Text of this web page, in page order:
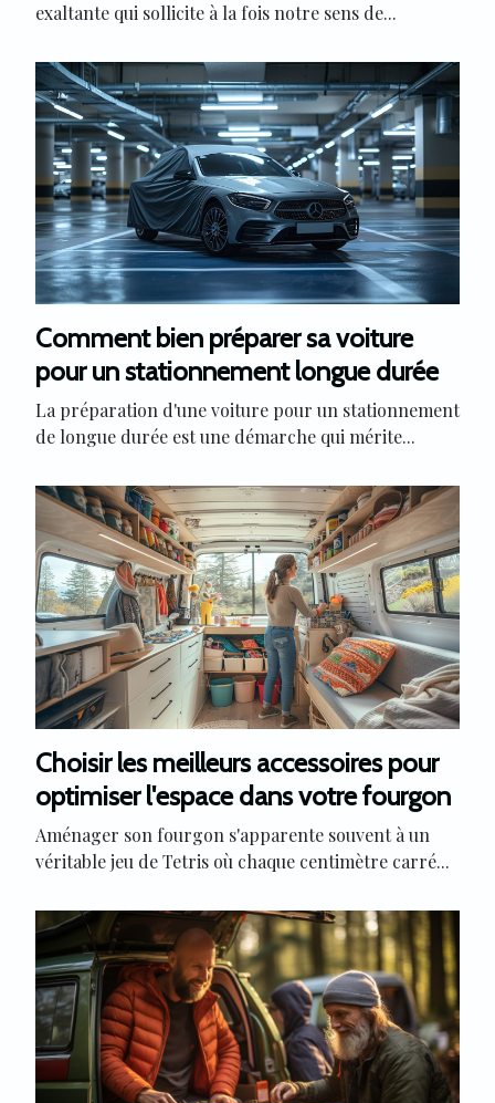
exaltante qui sollicite à la fois notre sens de...
Comment bien préparer sa voiture
pour un stationnement longue durée
La préparation d'une voiture pour un stationnement
de longue durée est une démarche qui mérite...
Choisir les meilleurs accessoires pour
optimiser l'espace dans votre fourgon
Aménager son fourgon s'apparente souvent à un
véritable jeu de Tetris où chaque centimètre carré...